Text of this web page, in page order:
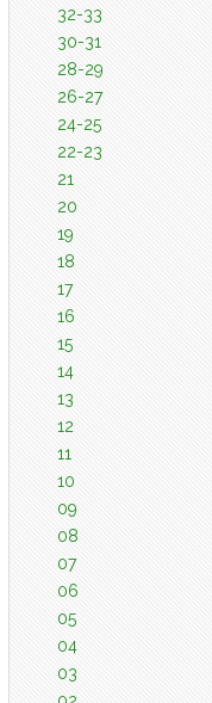
32-33
30-31
28-29
26-27
24-25
22-23
21
20
19
18
17
16
15
14
13
12
11
10
09
08
07
06
05
04
03